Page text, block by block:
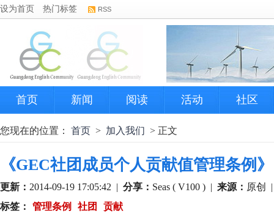
设为首页 热门标签 RSS
首页 新闻 阅读 活动 社区
您现在的位置： 首页 > 加入我们 > 正文
《GEC社团成员个人贡献值管理条例》
更新： 2014-09-19 17:05:42 | 分享： Seas ( V100 ) | 来源： 原创
标签：
管理条例 社团 贡献